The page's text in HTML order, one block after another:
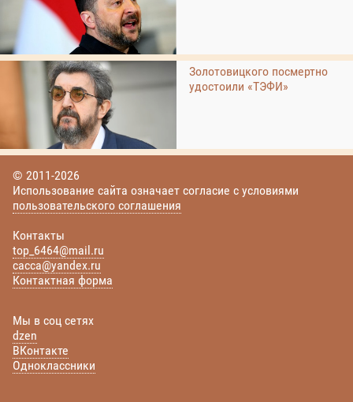
Золотовицкого посмертно
удостоили «ТЭФИ»
© 2011-2026
Использование сайта означает согласие с условиями
пользовательского соглашения
Контакты
top_6464@mail.ru
cacca@yandex.ru
Контактная форма
Мы в соц сетях
dzen
ВКонтакте
Одноклассники